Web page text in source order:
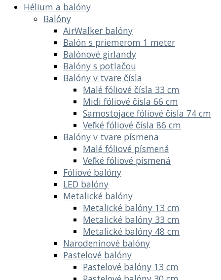
Hélium a balóny
Balóny
AirWalker balóny
Balón s priemerom 1 meter
Balónové girlandy
Balóny s potlačou
Balóny v tvare čísla
Malé fóliové čísla 33 cm
Midi fóliové čísla 66 cm
Samostojace fóliové čísla 74 cm
Veľké fóliové čísla 86 cm
Balóny v tvare písmena
Malé fóliové písmená
Veľké fóliové písmená
Fóliové balóny
LED balóny
Metalické balóny
Metalické balóny 13 cm
Metalické balóny 33 cm
Metalické balóny 48 cm
Narodeninové balóny
Pastelové balóny
Pastelové balóny 13 cm